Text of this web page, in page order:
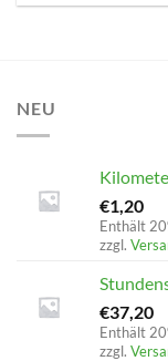
NEU
€1,20
Enthält
zzgl.
€37,20
Enthält
zzgl.